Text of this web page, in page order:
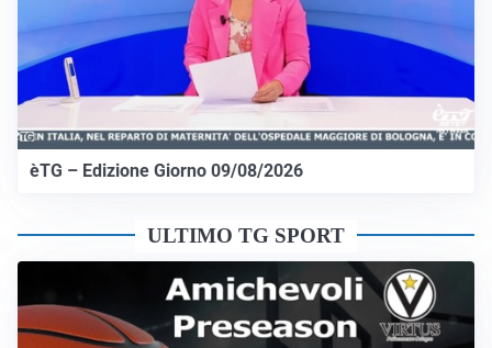
èTG – Edizione Giorno 09/08/2026
ULTIMO TG SPORT